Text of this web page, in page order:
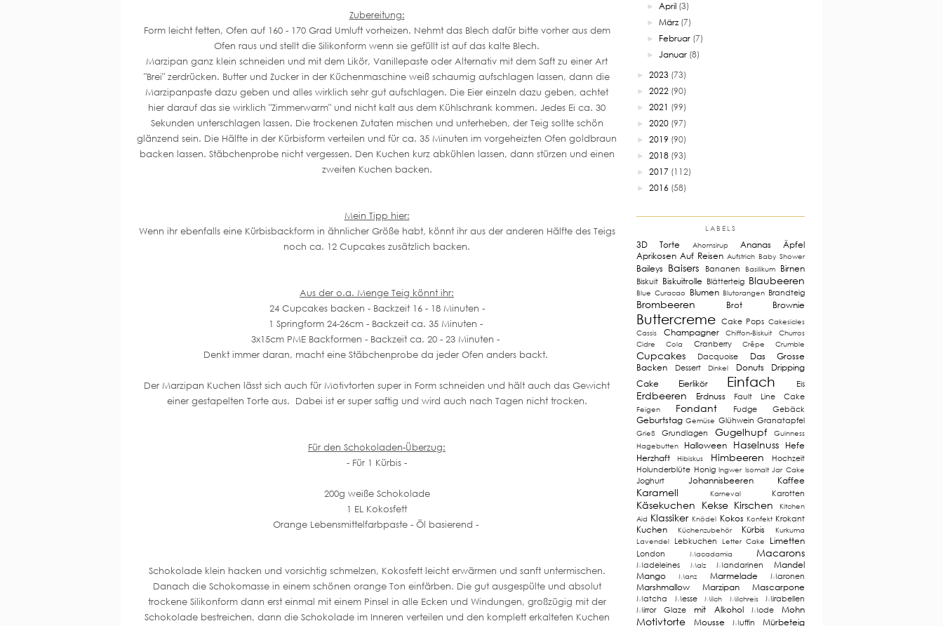
Zubereitung:
Form leicht fetten, Ofen auf 160 - 170 Grad Umluft vorheizen. Nehmt das Blech dafür bitte vorher aus dem
Ofen raus und stellt die Silikonform wenn sie gefüllt ist auf das kalte Blech.
Marzipan ganz klein schneiden und mit dem Likör, Vanillepaste oder Alternativ mit dem Saft zu einer Art
"Brei" zerdrücken. Butter und Zucker in der Küchenmaschine weiß schaumig aufschlagen lassen, dann die
Marzipanpaste dazu geben und alles wirklich sehr gut aufschlagen. Die Eier einzeln dazu geben, achtet
hier darauf das sie wirklich "Zimmerwarm" und nicht kalt aus dem Kühlschrank kommen. Jedes Ei ca. 30
Sekunden unterschlagen lassen. Die trockenen Zutaten mischen und unterheben, der Teig sollte schön
glänzend sein. Die Hälfte in der Kürbisform verteilen und für ca. 35 Minuten im vorgeheizten Ofen goldbraun
backen lassen. Stäbchenprobe nicht vergessen. Den Kuchen kurz abkühlen lassen, dann stürzen und einen
zweiten Kuchen backen.
Mein Tipp hier:
Wenn ihr ebenfalls eine Kürbisbackform in ähnlicher Größe habt, könnt ihr aus der anderen Hälfte des Teigs
noch ca. 12 Cupcakes zusätzlich backen.
Aus der o.a. Menge Teig könnt ihr:
24 Cupcakes backen - Backzeit 16 - 18 Minuten -
1 Springform 24-26cm - Backzeit ca. 35 Minuten -
3x15cm PME Backformen - Backzeit ca. 20 - 23 Minuten -
Denkt immer daran, macht eine Stäbchenprobe da jeder Ofen anders backt.
Der Marzipan Kuchen lässt sich auch für Motivtorten super in Form schneiden und hält auch das Gewicht
einer gestapelten Torte aus. Dabei ist er super saftig und wird auch nach Tagen nicht trocken.
Für den Schokoladen-Überzug:
- Für 1 Kürbis -
200g weiße Schokolade
1 EL Kokosfett
Orange Lebensmittelfarbpaste - Öl basierend -
Schokolade klein hacken und vorsichtig schmelzen, Kokosfett leicht erwärmen und sanft untermischen.
Danach die Schokomasse in einem schönen orange Ton einfärben. Die gut ausgespülte und absolut
trockene Silikonform dann erst einmal mit einem Pinsel in alle Ecken und Windungen, großzügig mit der
Schokolade bestreichen, dann die Schokolade im Inneren verteilen und den komplett erkalteten Kuchen
►April (3)
►März (7)
► Februar (7)
►Januar (8)
► 2023 (73)
► 2022 (90)
► 2021 (99)
► 2020 (97)
► 2019 (90)
► 2018 (93)
► 2017 (112)
► 2016 (58)
LABELS
3D Torte Ahornsirup Ananas
Äpfel
Aprikosen Auf Reisen Aufstrich Baby Shower
Baileys Baisers Bananen Basilikum Birnen
Biskuit Biskuitrolle Blätterteig Blaubeeren
Blue Curacao Blumen Blutorangen Brandteig
Brombeeren Brot Brownie
Buttercreme Cake Pops Cakesicles
Cassis
Champagner Chiffon-Biskuit
Churros
Cidre
Cola Cranberry Crêpe Crumble
Cupcakes Dacquoise
Das Grosse
Backen
Dessert Dinkel Donuts
Dripping
Cake
Eierlikör Einfach Eis
Erdbeeren Erdnuss Fault Line Cake
Feigen Fondant Fudge Gebäck
Geburtstag Gemüse Glühwein Granatapfel
Grieß Grundlagen Gugelhupf
Guinness
Hagebutten
Halloween Haselnuss
Hefe
Herzhaft
Hibiskus Himbeeren
Hochzeit
Holunderblüte Honig Ingwer Isomalt Jar Cake
Joghurt Johannisbeeren Kaffee
Karamell Karneval Karotten
Käsekuchen Kekse Kirschen
Kitchen
Aid Klassiker Knödel Kokos Konfekt Krokant
Kuchen Küchenzubehör Kürbis
Kurkuma
Lavendel
Lebkuchen Letter Cake Limetten
London Macadamia Macarons
Madeleines Malz Mandarinen
Mandel
Mango
Manz Marmelade Maronen
Marshmallow Marzipan Mascarpone
Matcha Messe Milch Milchreis
Mirabellen
Mirror Glaze
mit Alkohol Mode Mohn
Motivtorte Mousse Muffin Mürbeteig